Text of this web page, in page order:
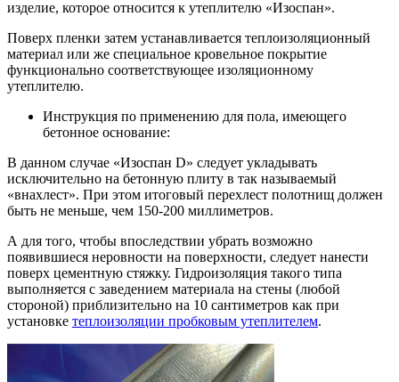
изделие, которое относится к утеплителю «Изоспан».
Поверх пленки затем устанавливается теплоизоляционный
материал или же специальное кровельное покрытие
функционально соответствующее изоляционному
утеплителю.
Инструкция по применению для пола, имеющего
бетонное основание:
В данном случае «Изоспан D» следует укладывать
исключительно на бетонную плиту в так называемый
«внахлест». При этом итоговый перехлест полотнищ должен
быть не меньше, чем 150-200 миллиметров.
А для того, чтобы впоследствии убрать возможно
появившиеся неровности на поверхности, следует нанести
поверх цементную стяжку. Гидроизоляция такого типа
выполняется с заведением материала на стены (любой
стороной) приблизительно на 10 сантиметров как при
установке теплоизоляции пробковым утеплителем.